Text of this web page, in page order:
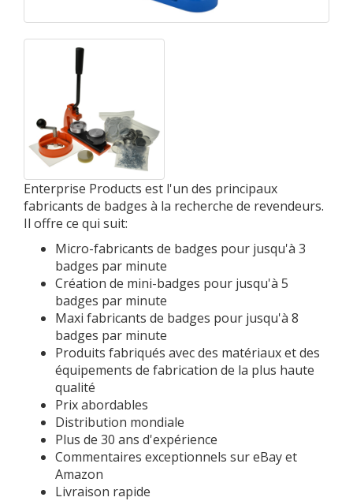
Enterprise Products est l'un des principaux
fabricants de badges à la recherche de revendeurs.
Il offre ce qui suit:
Micro-fabricants de badges pour jusqu'à 3
badges par minute
Création de mini-badges pour jusqu'à 5
badges par minute
Maxi fabricants de badges pour jusqu'à 8
badges par minute
Produits fabriqués avec des matériaux et des
équipements de fabrication de la plus haute
qualité
Prix ​​abordables
Distribution mondiale
Plus de 30 ans d'expérience
Commentaires exceptionnels sur eBay et
Amazon
Livraison rapide